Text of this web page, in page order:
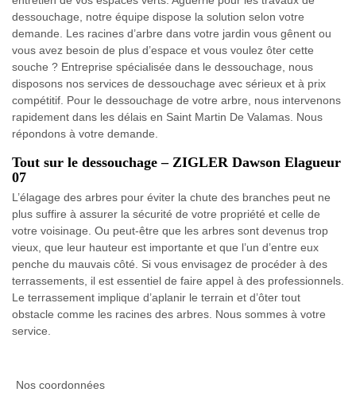
dessouchage, notre équipe dispose la solution selon votre
demande. Les racines d’arbre dans votre jardin vous gênent ou
vous avez besoin de plus d’espace et vous voulez ôter cette
souche ? Entreprise spécialisée dans le dessouchage, nous
disposons nos services de dessouchage avec sérieux et à prix
compétitif. Pour le dessouchage de votre arbre, nous intervenons
rapidement dans les délais en Saint Martin De Valamas. Nous
répondons à votre demande.
Tout sur le dessouchage – ZIGLER Dawson Elagueur
07
L’élagage des arbres pour éviter la chute des branches peut ne
plus suffire à assurer la sécurité de votre propriété et celle de
votre voisinage. Ou peut-être que les arbres sont devenus trop
vieux, que leur hauteur est importante et que l’un d’entre eux
penche du mauvais côté. Si vous envisagez de procéder à des
terrassements, il est essentiel de faire appel à des professionnels.
Le terrassement implique d’aplanir le terrain et d’ôter tout
obstacle comme les racines des arbres. Nous sommes à votre
service.
Nos coordonnées